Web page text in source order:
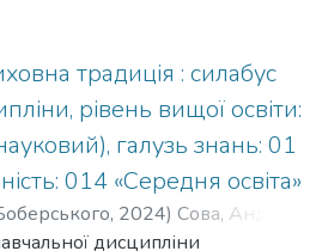
кінця ХІХ – першої
складові у цій царині
традиція : силабус
рівень вищої освіти:
галузь знань: 01
014 «Середня освіта»
, 2024) Сова, Андрій
освіти
дисципліни